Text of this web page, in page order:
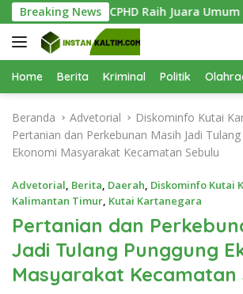
a
g
u
Breaking News
Divisi CPHD Raih Juara Umum
Home Berita Kriminal Politik
Beranda Advetorial
Diskominfo Kutai
Pertanian dan Perkebunan Masih Jadi
Ekonomi Masyarakat Kecamatan Sebulu
Advetorial, Berita, Daerah, Diskominfo Kutai
Kalimantan Timur, Kutai Kartanegara
Pertanian dan
Jadi Tulang Punggung
Masyarakat Kecamatan